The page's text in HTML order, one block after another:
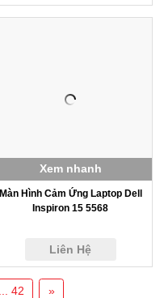
Màn Hình Cảm Ứng Laptop Dell
Inspiron 15 5568
Liên Hệ
Xem nhanh
... 42 »